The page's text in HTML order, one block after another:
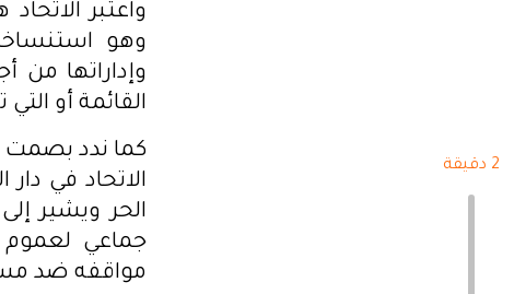
2 دقيقة
واعتبر
وهو
وإداراتها
القائمة أو
كما ندد بصمت
الاتحاد في
الحر ويشير
جماعي لعموم
مواقفه ضد